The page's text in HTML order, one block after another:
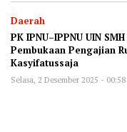
Daerah
PK IPNU–IPPNU UIN
Pembukaan Pengajian
Kasyifatussaja
Selasa, 2 Desember 2025 -